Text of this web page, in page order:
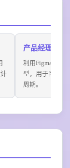
产品经理
利用Figma
型，用于团队对
周期。